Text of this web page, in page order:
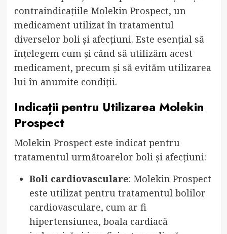
contraindicațiile Molekin Prospect, un
medicament utilizat în tratamentul
diverselor boli și afecțiuni. Este esențial să
înțelegem cum și când să utilizăm acest
medicament, precum și să evităm utilizarea
lui în anumite condiții.
Indicații pentru Utilizarea Molekin
Prospect
Molekin Prospect este indicat pentru
tratamentul următoarelor boli și afecțiuni:
Boli cardiovasculare: Molekin Prospect
este utilizat pentru tratamentul bolilor
cardiovasculare, cum ar fi
hipertensiunea, boala cardiacă